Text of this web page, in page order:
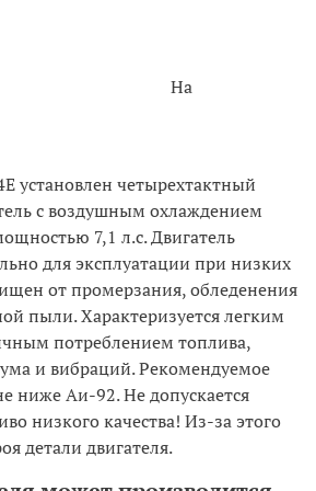
На
установлен четырехтактный
с воздушным охлаждением
7,1 л.с. Двигатель
для эксплуатации при низких
от промерзания, обледенения
пыли. Характеризуется легким
потреблением топлива,
и вибраций. Рекомендуемое
ниже Аи-92. Не допускается
низкого качества! Из-за этого
детали двигателя.